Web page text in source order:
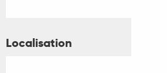
Localisation